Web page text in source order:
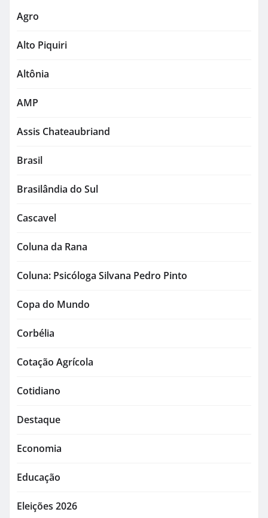
Agro
Alto Piquiri
Altônia
AMP
Assis Chateaubriand
Brasil
Brasilândia do Sul
Cascavel
Coluna da Rana
Coluna: Psicóloga Silvana Pedro Pinto
Copa do Mundo
Corbélia
Cotação Agrícola
Cotidiano
Destaque
Economia
Educação
Eleições 2026